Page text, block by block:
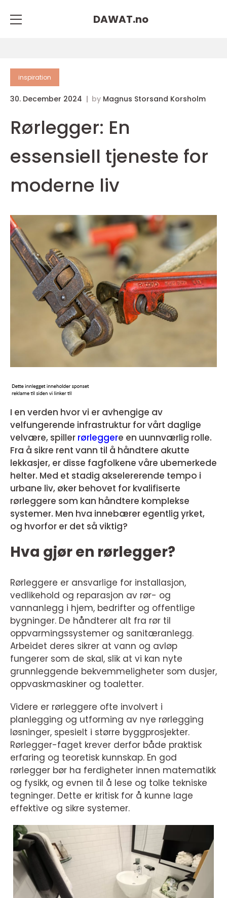
DAWAT.no
inspiration
30. December 2024 by Magnus Storsand Korsholm
Rørlegger: En
essensiell tjeneste for
moderne liv
I en verden hvor vi er avhengige av
velfungerende infrastruktur for vårt daglige
velvære, spiller rørleggere en uunnværlig rolle.
Fra å sikre rent vann til å håndtere akutte
lekkasjer, er disse fagfolkene våre ubemerkede
helter. Med et stadig akselererende tempo i
urbane liv, øker behovet for kvalifiserte
rørleggere som kan håndtere komplekse
systemer. Men hva innebærer egentlig yrket,
og hvorfor er det så viktig?
Hva gjør en rørlegger?
Rørleggere er ansvarlige for installasjon,
vedlikehold og reparasjon av rør- og
vannanlegg i hjem, bedrifter og offentlige
bygninger. De håndterer alt fra rør til
oppvarmingssystemer og sanitæranlegg.
Arbeidet deres sikrer at vann og avløp
fungerer som de skal, slik at vi kan nyte
grunnleggende bekvemmeligheter som dusjer,
oppvaskmaskiner og toaletter.
Videre er rørleggere ofte involvert i
planlegging og utforming av nye rørlegging
løsninger, spesielt i større byggprosjekter.
Rørlegger-faget krever derfor både praktisk
erfaring og teoretisk kunnskap. En god
rørlegger bør ha ferdigheter innen matematikk
og fysikk, og evnen til å lese og tolke tekniske
tegninger. Dette er kritisk for å kunne lage
effektive og sikre systemer.